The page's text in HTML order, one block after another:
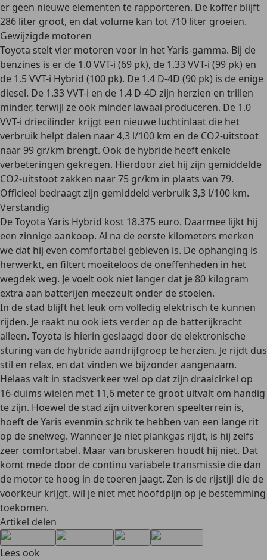
er geen nieuwe elementen te rapporteren. De koffer blijft
286 liter groot, en dat volume kan tot 710 liter groeien.
Gewijzigde motoren
Toyota stelt vier motoren voor in het Yaris-gamma. Bij de
benzines is er de 1.0 VVT-i (69 pk), de 1.33 VVT-i (99 pk) en
de 1.5 VVT-i Hybrid (100 pk). De 1.4 D-4D (90 pk) is de enige
diesel. De 1.33 VVT-i en de 1.4 D-4D zijn herzien en trillen
minder, terwijl ze ook minder lawaai produceren. De 1.0
VVT-i driecilinder krijgt een nieuwe luchtinlaat die het
verbruik helpt dalen naar 4,3 l/100 km en de CO2-uitstoot
naar 99 gr/km brengt. Ook de hybride heeft enkele
verbeteringen gekregen. Hierdoor ziet hij zijn gemiddelde
CO2-uitstoot zakken naar 75 gr/km in plaats van 79.
Officieel bedraagt zijn gemiddeld verbruik 3,3 l/100 km.
Verstandig
De Toyota Yaris Hybrid kost 18.375 euro. Daarmee lijkt hij
een zinnige aankoop. Al na de eerste kilometers merken
we dat hij even comfortabel gebleven is. De ophanging is
herwerkt, en filtert moeiteloos de oneffenheden in het
wegdek weg. Je voelt ook niet langer dat je 80 kilogram
extra aan batterijen meezeult onder de stoelen.
In de stad blijft het leuk om volledig elektrisch te kunnen
rijden. Je raakt nu ook iets verder op de batterijkracht
alleen. Toyota is hierin geslaagd door de elektronische
sturing van de hybride aandrijfgroep te herzien. Je rijdt dus
stil en relax, en dat vinden we bijzonder aangenaam.
Helaas valt in stadsverkeer wel op dat zijn draaicirkel op
16-duims wielen met 11,6 meter te groot uitvalt om handig
te zijn. Hoewel de stad zijn uitverkoren speelterrein is,
hoeft de Yaris evenmin schrik te hebben van een lange rit
op de snelweg. Wanneer je niet plankgas rijdt, is hij zelfs
zeer comfortabel. Maar van bruskeren houdt hij niet. Dat
komt mede door de continu variabele transmissie die dan
de motor te hoog in de toeren jaagt. Zen is de rijstijl die de
voorkeur krijgt, wil je niet met hoofdpijn op je bestemming
toekomen.
Artikel delen
Lees ook